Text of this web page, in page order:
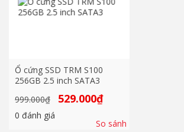
Ổ cứng SSD TRM S100
256GB 2.5 inch SATA3
999.000₫
Giá
gốc
529.000₫Giá
là:
0 đánh giá
So sánh